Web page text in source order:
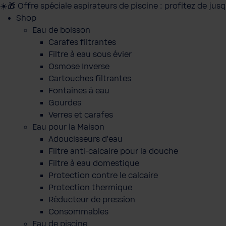
☀️🎁 Offre spéciale aspirateurs de piscine : profitez de
Shop
Eau de boisson
Carafes filtrantes
Filtre à eau sous évier
Osmose Inverse
Cartouches filtrantes
Fontaines à eau
Gourdes
Verres et carafes
Eau pour la Maison
Adoucisseurs d'eau
Filtre anti-calcaire pour la douche
Filtre à eau domestique
Protection contre le calcaire
Protection thermique
Réducteur de pression
Consommables
Eau de piscine